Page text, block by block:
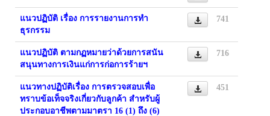
แนวปฏิบัติ เรื่อง การรายงานการทำ
ธุรกรรม
741
แนวปฏิบัติ ตามกฏหมายว่าด้วยการสนัน
สนุนทางการเงินแก่การก่อการร้ายฯ
716
แนวทางปฏิบัติเรื่อง การตรวจสอบเพื่อ
ทราบข้อเท็จจริงเกี่ยวกับลูกค้า สำหรับผู้
ประกอบอาชีพตามมาตรา 16 (1) ถึง (6)
451